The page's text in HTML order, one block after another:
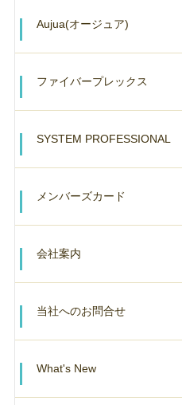
Aujua(オージュア)
ファイバープレックス
SYSTEM PROFESSIONAL
メンバーズカード
会社案内
当社へのお問合せ
What's New